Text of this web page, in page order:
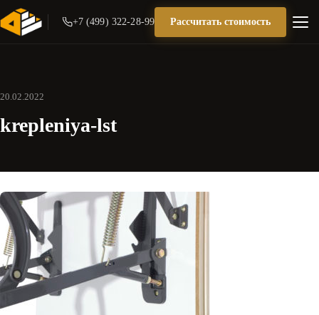
+7 (499) 322-28-99 Рассчитать стоимость
20.02.2022
krepleniya-lst